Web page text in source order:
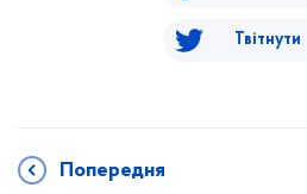
Твітнути
Попередня